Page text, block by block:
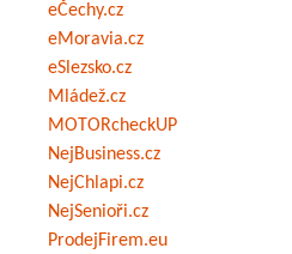
eČechy.cz
eMoravia.cz
eSlezsko.cz
Mládež.cz
MOTORcheckUP
NejBusiness.cz
NejChlapi.cz
NejSenioři.cz
ProdejFirem.eu